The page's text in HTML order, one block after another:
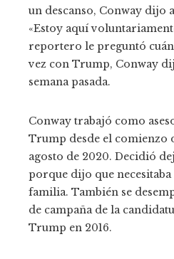
un descanso, Conway dijo
«Estoy aquí
reportero le preguntó
vez con Trump, Conway
semana pasada.
Conway trabajó como
Trump desde el comienzo
agosto de 2020. Decidió
porque dijo que
familia. También se
de campaña de la
Trump en 2016.